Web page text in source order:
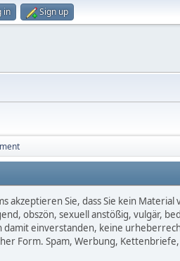
in Sign up
akzeptieren Sie, dass Sie kein
obszön, sexuell anstößig, vulgär,
damit einverstanden, keine
Form. Spam, Werbung,